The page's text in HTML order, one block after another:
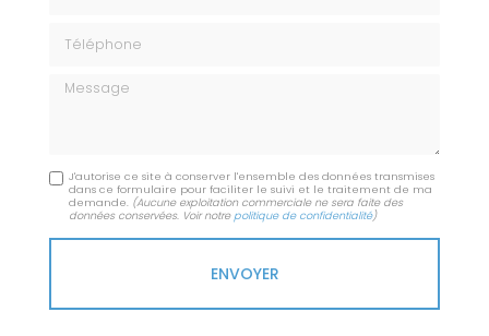
Message
J'autorise ce site à conserver l'ensemble des données transmises
dans ce formulaire pour faciliter le suivi et le traitement de ma
demande. (Aucune exploitation commerciale ne sera faite des
données conservées. Voir notre politique de confidentialité)